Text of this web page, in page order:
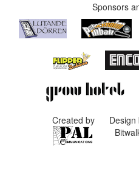
Sponsors
Created by
Design